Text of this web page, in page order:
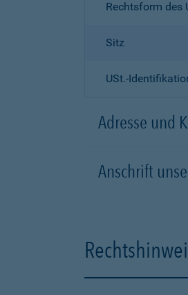
Rechtsform des
Sitz
USt.-
Adresse und
Anschrift